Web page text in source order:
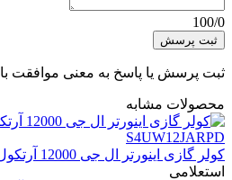
100/0
ثبت پرسش
ثبت پرسش یا پاسخ به معنی موافقت با
محصولات مشابه
کولر گازی اینورتر ال جی 12000 آرتکول...
استعلامی